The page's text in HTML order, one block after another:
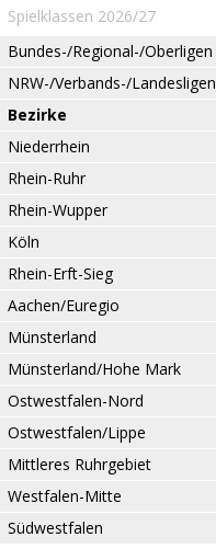
Spielklassen 2026/27
Bundes-/Regional-/Oberligen
NRW-/Verbands-/Landesligen
Bezirke
Niederrhein
Rhein-Ruhr
Rhein-Wupper
Köln
Rhein-Erft-Sieg
Aachen/Euregio
Münsterland
Münsterland/Hohe Mark
Ostwestfalen-Nord
Ostwestfalen/Lippe
Mittleres Ruhrgebiet
Westfalen-Mitte
Südwestfalen